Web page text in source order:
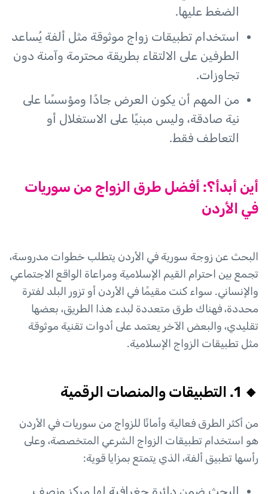
الضغط عليها.
استخدام تطبيقات زواج موثوقة مثل ألفة يُساعد
الطرفين على الالتقاء بطريقة محترمة وآمنة دون
تجاوزات.
من المهم أن يكون العرض جادًا ومؤسسًا على
نية صادقة، وليس مبنيًا على الاستغلال أو
التعاطف فقط.
أين أبدأ؟: أفضل طرق الزواج من سوريات
في الأردن
البحث عن زوجة سورية في الأردن يتطلب خطوات مدروسة،
تجمع بين احترام القيم الإسلامية ومراعاة الواقع الاجتماعي
والإنساني. سواء كنت مقيمًا في الأردن أو تزور البلد لفترة
محددة، فهناك طرق متعددة لبدء هذا الطريق، بعضها
تقليدي، والبعض الآخر يعتمد على أدوات تقنية موثوقة
مثل تطبيقات الزواج الإسلامية.
🔸 1. التطبيقات والمنصات الرقمية
من أكثر الطرق فعالية وأمانًا للزواج من سوريات في الأردن
هو استخدام تطبيقات الزواج الشرعي المتخصصة، وعلى
رأسها تطبيق ألفة، الذي يتمتع بمزايا قوية:
البحث ضمن دائرة جغرافية لها مركز ونصف